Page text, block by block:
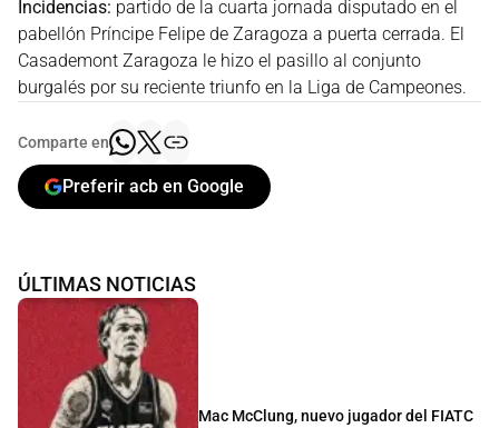
Incidencias: partido de la cuarta jornada disputado en el
pabellón Príncipe Felipe de Zaragoza a puerta cerrada. El
Casademont Zaragoza le hizo el pasillo al conjunto
burgalés por su reciente triunfo en la Liga de Campeones.
Comparte en
Preferir acb en Google
ÚLTIMAS NOTICIAS
Mac McClung, nuevo jugador del FIATC